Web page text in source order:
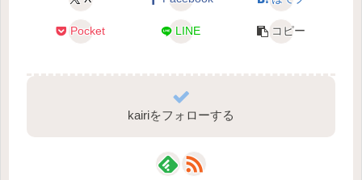
Pocket LINE コピー
kairiをフォローする